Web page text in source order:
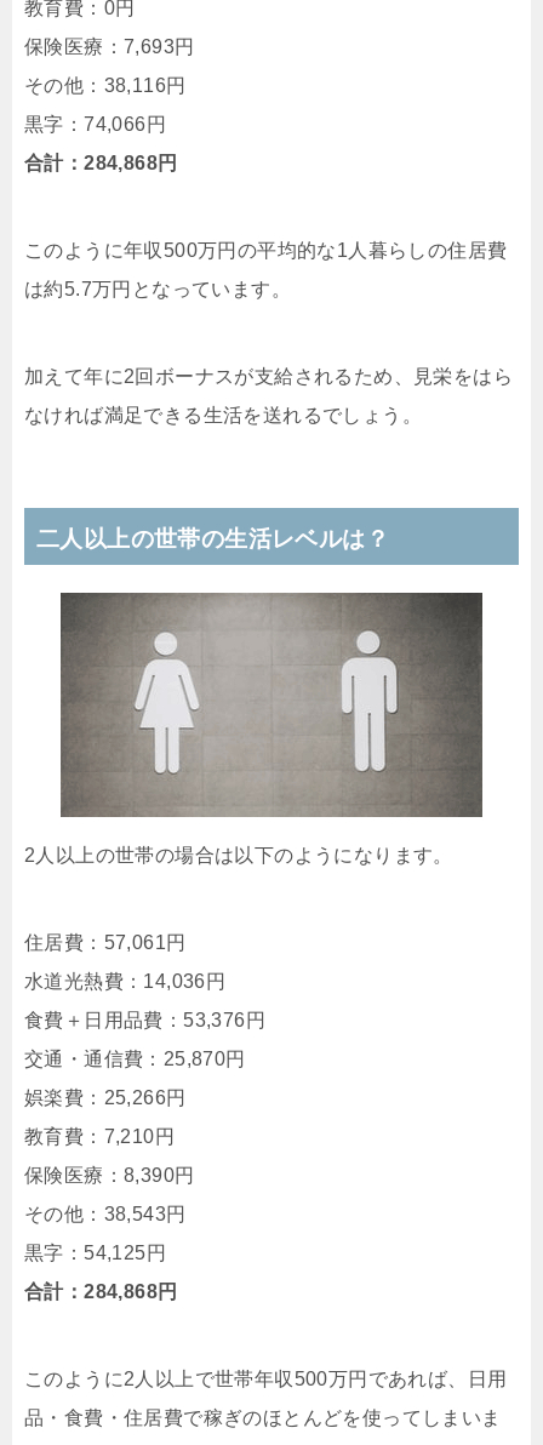
教育費：0円
保険医療：7,693円
その他：38,116円
黒字：74,066円
合計：284,868円
このように年収500万円の平均的な1人暮らしの住居費
は約5.7万円となっています。
加えて年に2回ボーナスが支給されるため、見栄をはら
なければ満足できる生活を送れるでしょう。
二人以上の世帯の生活レベルは？
2人以上の世帯の場合は以下のようになります。
住居費：57,061円
水道光熱費：14,036円
食費＋日用品費：53,376円
交通・通信費：25,870円
娯楽費：25,266円
教育費：7,210円
保険医療：8,390円
その他：38,543円
黒字：54,125円
合計：284,868円
このように2人以上で世帯年収500万円であれば、日用
品・食費・住居費で稼ぎのほとんどを使ってしまいま